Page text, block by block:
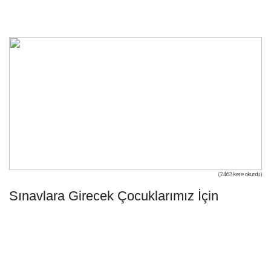
(2463 kere okundu)
Sınavlara Girecek Çocuklarımız İçin